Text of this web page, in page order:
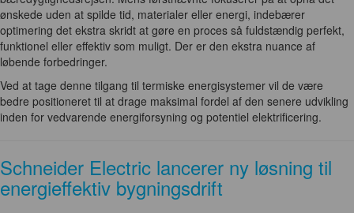
ønskede uden at spilde tid, materialer eller energi, indebærer
optimering det ekstra skridt at gøre en proces så fuldstændig perfekt,
funktionel eller effektiv som muligt. Der er den ekstra nuance af
løbende forbedringer.
Ved at tage denne tilgang til termiske energisystemer vil de være
bedre positioneret til at drage maksimal fordel af den senere udvikling
inden for vedvarende energiforsyning og potentiel elektrificering.
Schneider Electric lancerer ny løsning til
energieffektiv bygningsdrift